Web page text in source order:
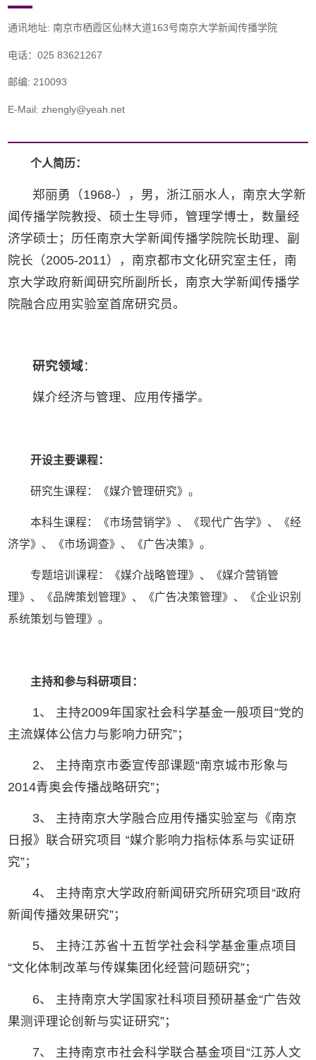
通讯地址: 南京市栖霞区仙林大道163号南京大学新闻传播学院
电话：025 83621267
邮编: 210093
E-Mail: zhengly@yeah.net
个人简历：
郑丽勇（1968-），男，浙江丽水人，南京大学新
闻传播学院教授、硕士生导师，管理学博士，数量经
济学硕士；历任南京大学新闻传播学院院长助理、副
院长（2005-2011），南京都市文化研究室主任，南
京大学政府新闻研究所副所长，南京大学新闻传播学
院融合应用实验室首席研究员。
研究领域：
媒介经济与管理、应用传播学。
开设主要课程：
研究生课程：《媒介管理研究》。
本科生课程：《市场营销学》、《现代广告学》、《经
济学》、《市场调查》、《广告决策》。
专题培训课程：《媒介战略管理》、《媒介营销管
理》、《品牌策划管理》、《广告决策管理》、《企业识别
系统策划与管理》。
主持和参与科研项目：
1、 主持2009年国家社会科学基金一般项目“党的
主流媒体公信力与影响力研究”；
2、 主持南京市委宣传部课题“南京城市形象与
2014青奥会传播战略研究”；
3、 主持南京大学融合应用传播实验室与《南京
日报》联合研究项目 “媒介影响力指标体系与实证研
究”；
4、 主持南京大学政府新闻研究所研究项目“政府
新闻传播效果研究”；
5、 主持江苏省十五哲学社会科学基金重点项目
“文化体制改革与传媒集团化经营问题研究”；
6、 主持南京大学国家社科项目预研基金“广告效
果测评理论创新与实证研究”；
7、 主持南京市社会科学联合基金项目“江苏人文